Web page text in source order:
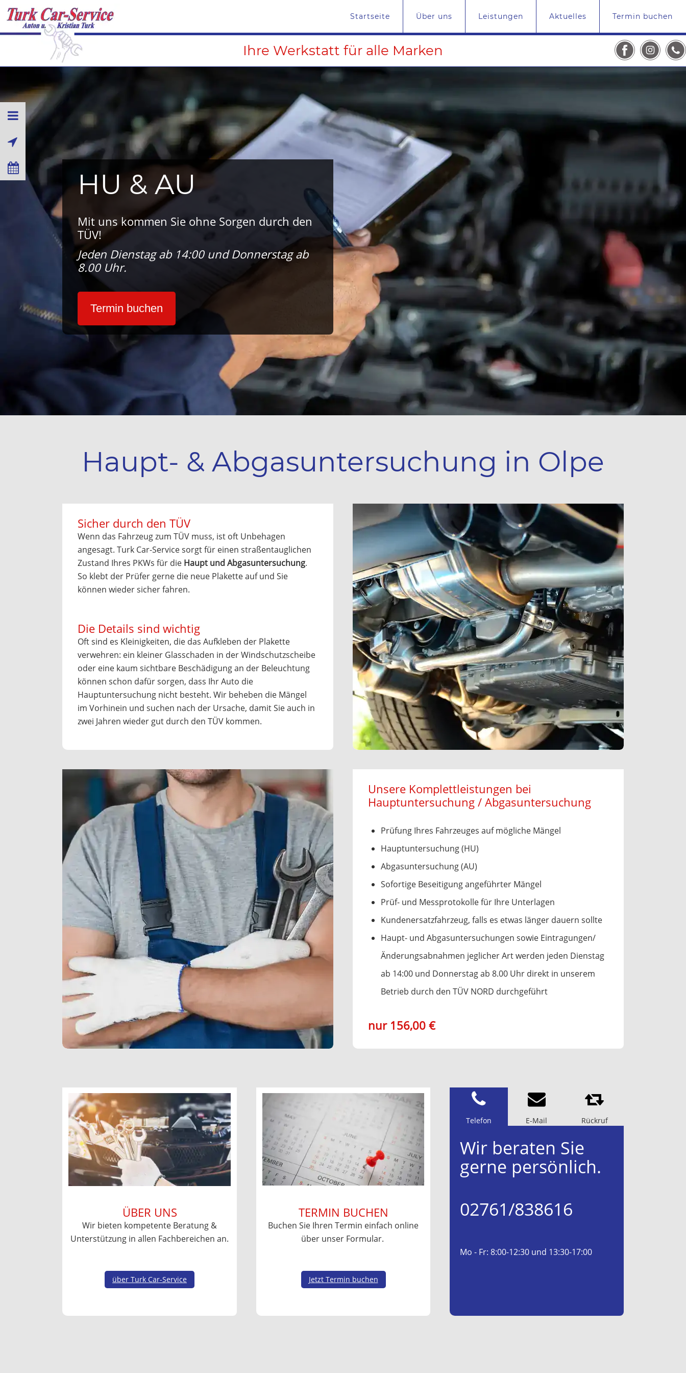
Startseite Über uns Leistungen Aktuelles Termin buchen
Ihre Werkstatt für alle Marken
HU & AU
Mit uns kommen Sie ohne Sorgen durch den
TÜV!
Jeden Dienstag ab 14:00 und Donnerstag ab
8.00 Uhr.
Termin buchen
Haupt- & Abgasuntersuchung in Olpe
Sicher durch den TÜV
Wenn das Fahrzeug zum TÜV muss, ist oft Unbehagen
angesagt. Turk Car-Service sorgt für einen straßentauglichen
Zustand Ihres PKWs für die Haupt und Abgasuntersuchung.
So klebt der Prüfer gerne die neue Plakette auf und Sie
können wieder sicher fahren.
Die Details sind wichtig
Oft sind es Kleinigkeiten, die das Aufkleben der Plakette
verwehren: ein kleiner Glasschaden in der Windschutzscheibe
oder eine kaum sichtbare Beschädigung an der Beleuchtung
können schon dafür sorgen, dass Ihr Auto die
Hauptuntersuchung nicht besteht. Wir beheben die Mängel
im Vorhinein und suchen nach der Ursache, damit Sie auch in
zwei Jahren wieder gut durch den TÜV kommen.
Unsere Komplettleistungen bei
Hauptuntersuchung / Abgasuntersuchung
Prüfung Ihres Fahrzeuges auf mögliche Mängel
Hauptuntersuchung (HU)
Abgasuntersuchung (AU)
Sofortige Beseitigung angeführter Mängel
Prüf- und Messprotokolle für Ihre Unterlagen
Kundenersatzfahrzeug, falls es etwas länger dauern sollte
Haupt- und Abgasuntersuchungen sowie Eintragungen/
Änderungsabnahmen jeglicher Art werden jeden Dienstag
ab 14:00 und Donnerstag ab 8.00 Uhr direkt in unserem
Betrieb durch den TÜV NORD durchgeführt
nur 156,00 €
ÜBER UNS
Wir bieten kompetente Beratung &
Unterstützung in allen Fachbereichen an.
über Turk Car-Service
TERMIN BUCHEN
Buchen Sie Ihren Termin einfach online
über unser Formular.
Jetzt Termin buchen
Telefon E-Mail Rückruf
Wir beraten Sie
gerne persönlich.
02761/838616
Mo - Fr: 8:00-12:30 und 13:30-17:00